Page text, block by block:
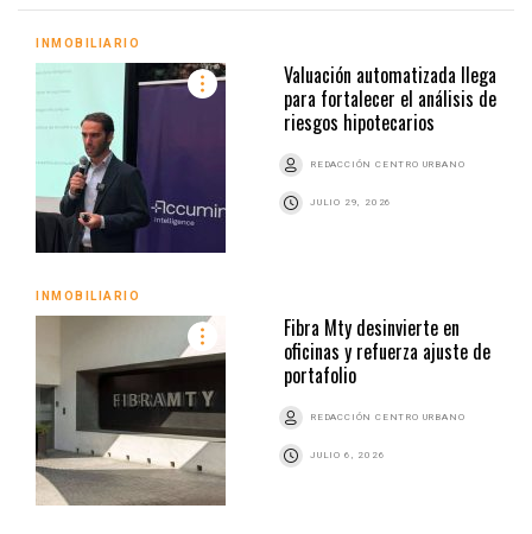
INMOBILIARIO
Valuación automatizada llega
para fortalecer el análisis de
riesgos hipotecarios
REDACCIÓN CENTRO URBANO
JULIO 29, 2026
INMOBILIARIO
Fibra Mty desinvierte en
oficinas y refuerza ajuste de
portafolio
REDACCIÓN CENTRO URBANO
JULIO 6, 2026